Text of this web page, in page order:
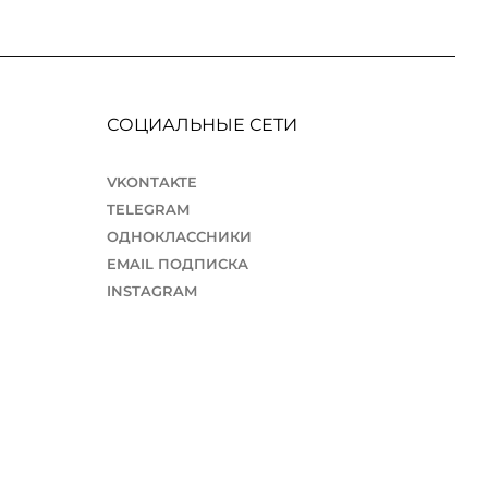
СОЦИАЛЬНЫЕ СЕТИ
VKONTAKTE
TELEGRAM
ОДНОКЛАССНИКИ
EMAIL ПОДПИСКА
INSTAGRAM